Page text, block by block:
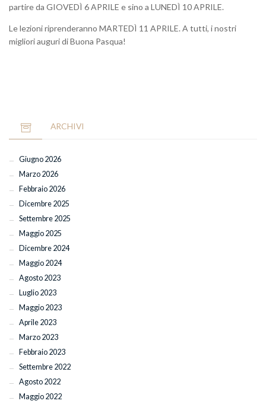
partire da GIOVEDÌ 6 APRILE e sino a LUNEDÌ 10 APRILE.
Le lezioni riprenderanno MARTEDÌ 11 APRILE. A tutti, i nostri
migliori auguri di Buona Pasqua!
ARCHIVI
Giugno 2026
Marzo 2026
Febbraio 2026
Dicembre 2025
Settembre 2025
Maggio 2025
Dicembre 2024
Maggio 2024
Agosto 2023
Luglio 2023
Maggio 2023
Aprile 2023
Marzo 2023
Febbraio 2023
Settembre 2022
Agosto 2022
Maggio 2022